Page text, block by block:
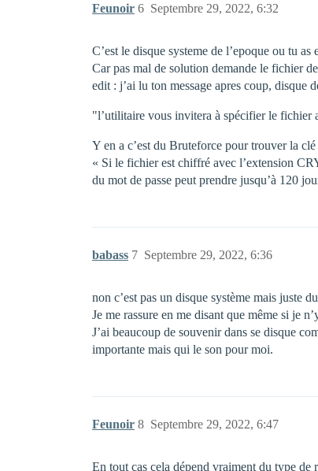
Feunoir Septembre 29, 2022, 6:32
6
C’est le disque systeme de l’epoque ou tu as
Car pas mal de solution demande le fichier
edit : j’ai lu ton message apres coup, disque
"l’utilitaire vous invitera à spécifier le fichier
Y en a c’est du Bruteforce pour trouver la
« Si le fichier est chiffré avec l’extension
du mot de passe peut prendre jusqu’à 120
babass Septembre 29, 2022, 6:36
7
non c’est pas un disque système mais juste
Je me rassure en me disant que même si je
J’ai beaucoup de souvenir dans se disque
importante mais qui le son pour moi.
Feunoir Septembre 29, 2022, 6:47
8
En tout cas cela dépend vraiment du type